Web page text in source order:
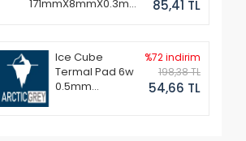
171mmX8mmX0.3mm
85,41 TL
Ice Cube
Termal Pad 6w
0.5mm
%72 indirim
198,38 TL
54,66 TL